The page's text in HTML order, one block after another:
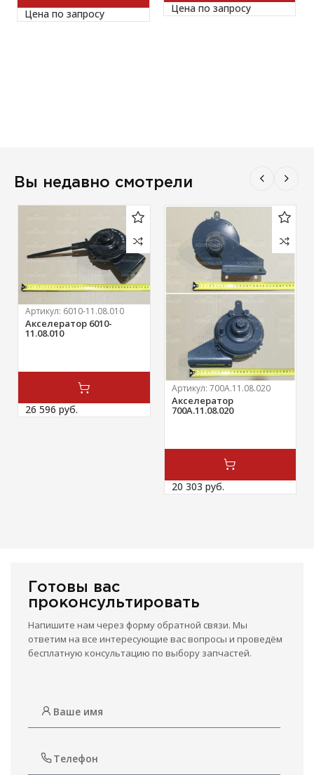
Цена по запросу Цена по запросу
Вы недавно смотрели
Артикул: 6010-11.08.010
Акселератор 6010-
11.08.010
26 596 руб.
Артикул: 700А.11.08.020
Акселератор
700А.11.08.020
20 303 руб.
Готовы вас
проконсультировать
Напишите нам через форму обратной связи. Мы
ответим на все интересующие вас вопросы и проведём
бесплатную консультацию по выбору запчастей.